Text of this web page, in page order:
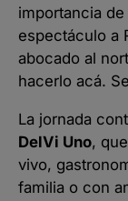
importancia
espectáculo a
abocado al
hacerlo acá.
La jornada
DelVi Uno,
vivo,
familia o con